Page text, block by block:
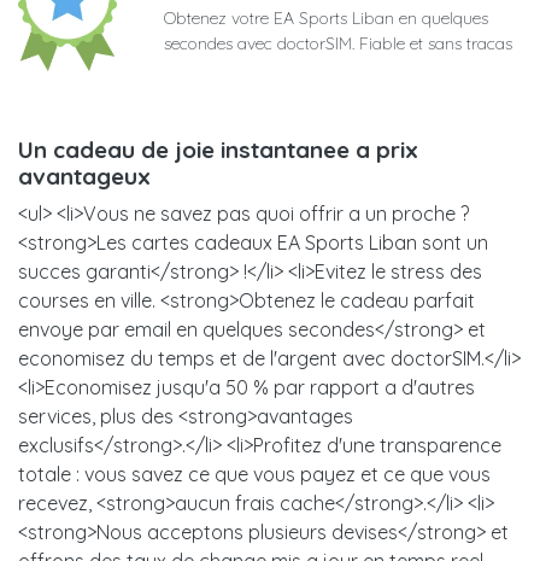
Obtenez votre EA Sports Liban en quelques
secondes avec doctorSIM. Fiable et sans tracas
Un cadeau de joie instantanee a prix
avantageux
<ul> <li>Vous ne savez pas quoi offrir a un proche ?
<strong>Les cartes cadeaux EA Sports Liban sont un
succes garanti</strong> !</li> <li>Evitez le stress des
courses en ville. <strong>Obtenez le cadeau parfait
envoye par email en quelques secondes</strong> et
economisez du temps et de l'argent avec doctorSIM.</li>
<li>Economisez jusqu'a 50 % par rapport a d'autres
services, plus des <strong>avantages
exclusifs</strong>.</li> <li>Profitez d'une transparence
totale : vous savez ce que vous payez et ce que vous
recevez, <strong>aucun frais cache</strong>.</li> <li>
<strong>Nous acceptons plusieurs devises</strong> et